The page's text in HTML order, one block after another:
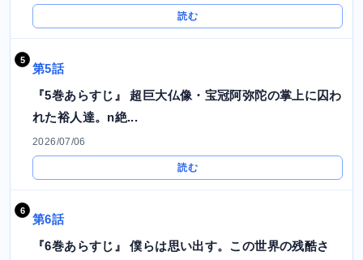
読む
第5話
『5巻あらすじ』 超巨大仏像・宝冠阿弥陀の掌上に囚わ
れた裕人達。n絶...
2026/07/06
読む
第6話
『6巻あらすじ』 僕らは思い出す。この世界の残酷さ